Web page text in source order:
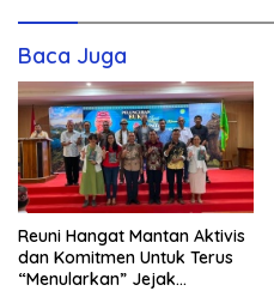
Baca Juga
Reuni Hangat Mantan Aktivis
dan Komitmen Untuk Terus
“Menularkan” Jejak